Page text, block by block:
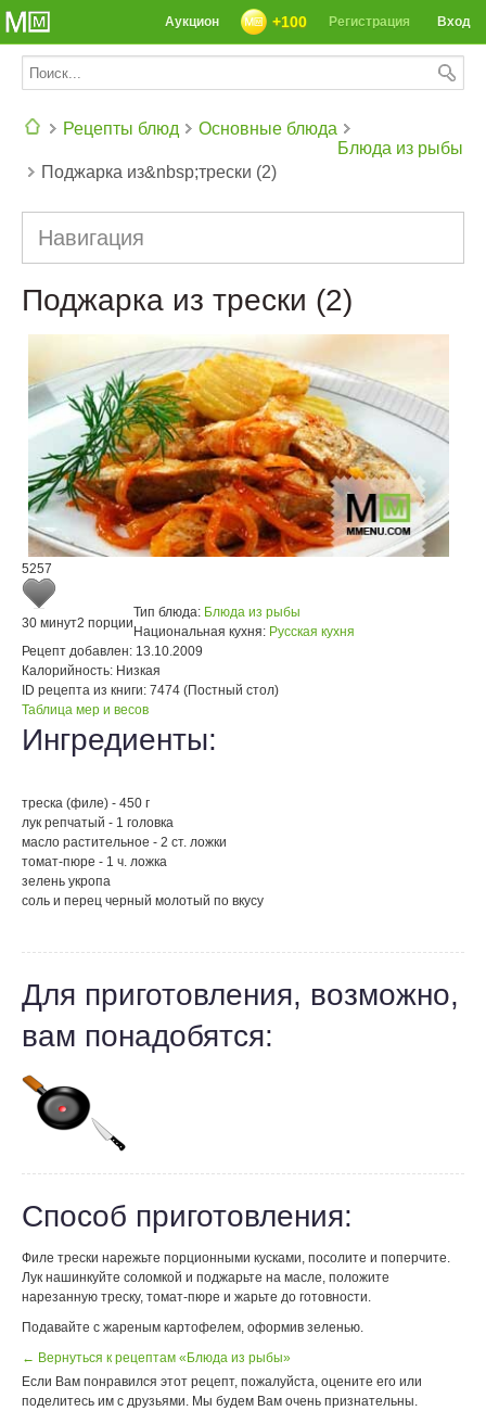
СЕГОДНЯ: 39142 РЕЦЕПТА
Вход
Регистрация
+100
Аукцион
Рецепты блюд
Основные блюда
Блюда из рыбы
Поджарка из&nbsp;трески (2)
Навигация
Поджарка из трески (2)
5257
30 минут2 порции
Тип блюда: Блюда из рыбы
Национальная кухня: Русская кухня
Рецепт добавлен: 13.10.2009
Калорийность: Низкая
ID рецепта из книги: 7474 (Постный стол)
Таблица мер и весов
Ингредиенты:
треска (филе) - 450 г
лук репчатый - 1 головка
масло растительное - 2 ст. ложки
томат-пюре - 1 ч. ложка
зелень укропа
соль и перец черный молотый по вкусу
Для приготовления, возможно,
вам понадобятся:
Способ приготовления:
Филе трески нарежьте порционными кусками, посолите и поперчите.
Лук нашинкуйте соломкой и поджарьте на масле, положите
нарезанную треску, томат-пюре и жарьте до готовности.
Подавайте с жареным картофелем, оформив зеленью.
← Вернуться к рецептам «Блюда из рыбы»
Если Вам понравился этот рецепт, пожалуйста, оцените его или
поделитесь им с друзьями. Мы будем Вам очень признательны.